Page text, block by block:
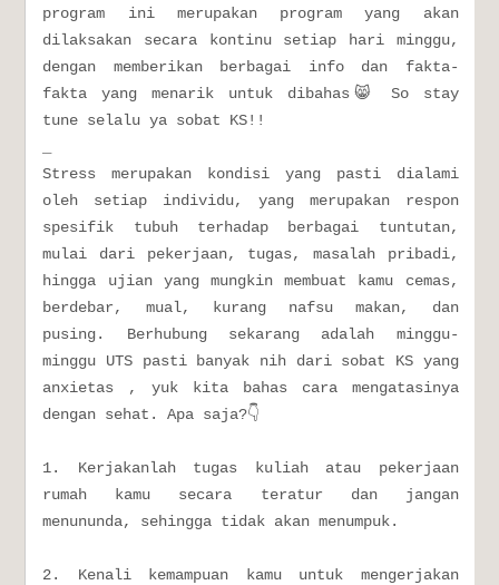
program ini merupakan program yang akan
dilaksakan secara kontinu setiap hari minggu,
dengan memberikan berbagai info dan fakta-
fakta yang menarik untuk dibahas😸 So stay
tune selalu ya sobat KS!!
Stress merupakan kondisi yang pasti dialami
oleh setiap individu, yang merupakan respon
spesifik tubuh terhadap berbagai tuntutan,
mulai dari pekerjaan, tugas, masalah pribadi,
hingga ujian yang mungkin membuat kamu cemas,
berdebar, mual, kurang nafsu makan, dan
pusing. Berhubung sekarang adalah minggu-
minggu UTS pasti banyak nih dari sobat KS yang
anxietas , yuk kita bahas cara mengatasinya
dengan sehat. Apa saja?👇
1. Kerjakanlah tugas kuliah atau pekerjaan
rumah kamu secara teratur dan jangan
menununda, sehingga tidak akan menumpuk.
2. Kenali kemampuan kamu untuk mengerjakan